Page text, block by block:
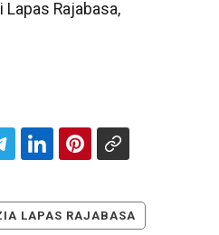
Lapas Rajabasa,
LAPAS RAJABASA